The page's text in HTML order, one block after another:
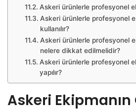
Askeri ürünlerle profesyonel
Askeri ürünlerle profesyonel
kullanılır?
Askeri ürünlerle profesyonel
nelere dikkat edilmelidir?
Askeri ürünlerle profesyonel
yapılır?
Askeri